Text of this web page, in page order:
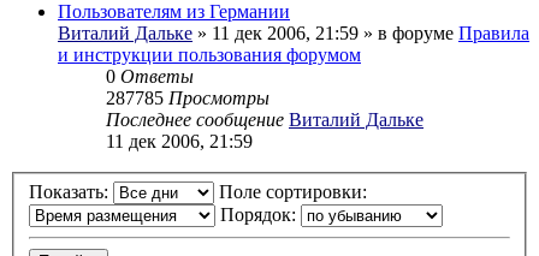
Пользователям из Германии
Виталий Дальке » 11 дек 2006, 21:59 » в форуме Правила
и инструкции пользования форумом
0 Ответы
287785 Просмотры
Последнее сообщение Виталий Дальке
11 дек 2006, 21:59
Показать:
Поле сортировки:
Порядок: